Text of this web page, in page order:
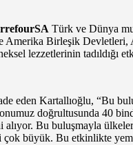
Türk ve Dünya
Amerika Birleşik
lezzetlerinin tadıldığı
Kartallıoğlu, “Bu
doğrultusunda 40
Bu buluşmayla
büyük. Bu etkinlikte